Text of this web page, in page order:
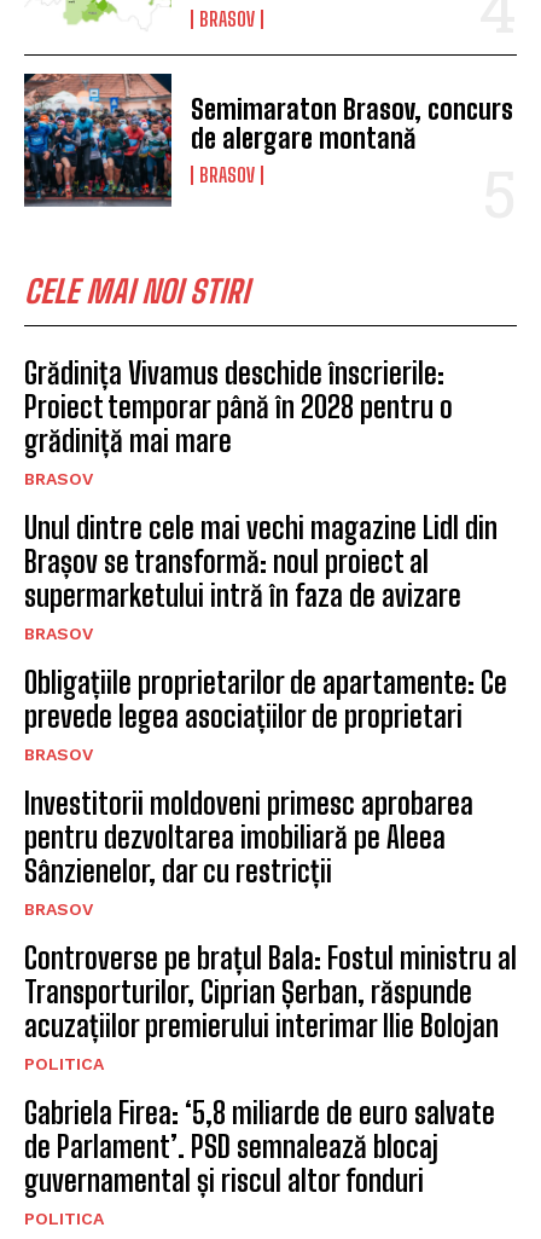
BRASOV
Semimaraton Brasov, concurs
de alergare montană
BRASOV
CELE MAI NOI STIRI
Grădinița Vivamus deschide înscrierile:
Proiect temporar până în 2028 pentru o
grădiniță mai mare
BRASOV
Unul dintre cele mai vechi magazine Lidl din
Brașov se transformă: noul proiect al
supermarketului intră în faza de avizare
BRASOV
Obligațiile proprietarilor de apartamente: Ce
prevede legea asociațiilor de proprietari
BRASOV
Investitorii moldoveni primesc aprobarea
pentru dezvoltarea imobiliară pe Aleea
Sânzienelor, dar cu restricții
BRASOV
Controverse pe brațul Bala: Fostul ministru al
Transporturilor, Ciprian Șerban, răspunde
acuzațiilor premierului interimar Ilie Bolojan
POLITICA
Gabriela Firea: ‘5,8 miliarde de euro salvate
de Parlament’. PSD semnalează blocaj
guvernamental și riscul altor fonduri
POLITICA